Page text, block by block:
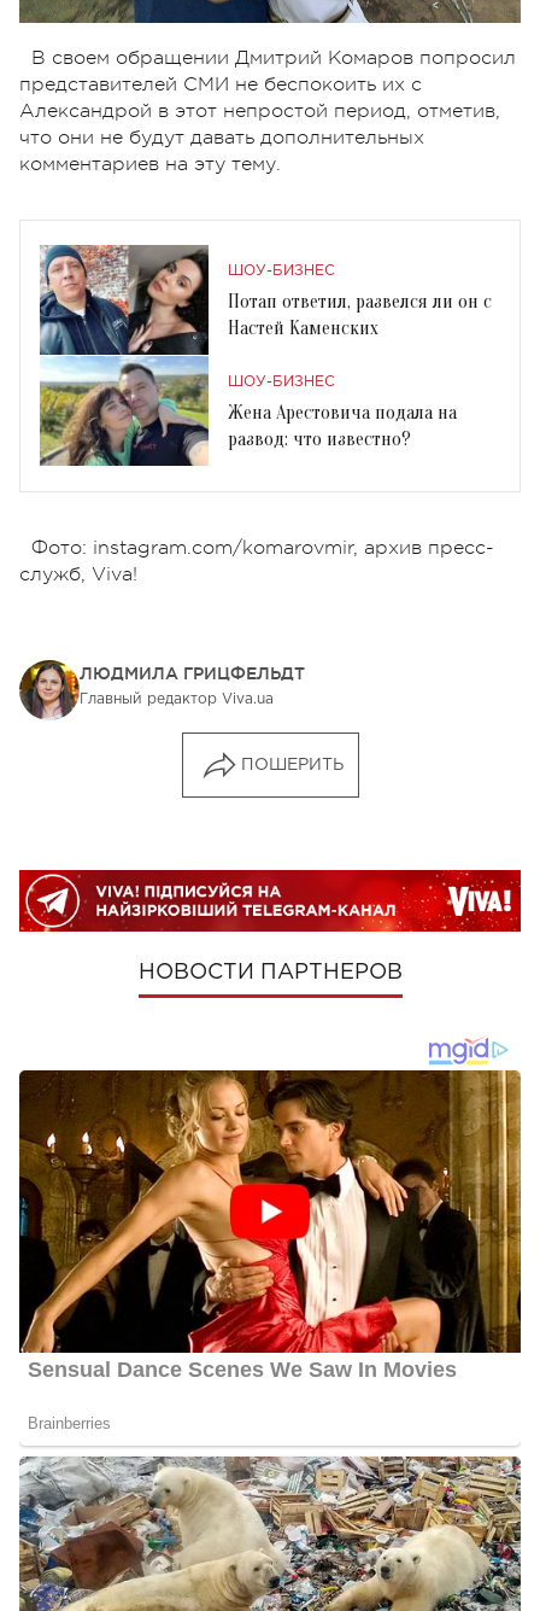
В своем обращении Дмитрий Комаров попросил
представителей СМИ не беспокоить их с
Александрой в этот непростой период, отметив,
что они не будут давать дополнительных
комментариев на эту тему.
ШОУ-БИЗНЕС
Потап ответил, развелся ли он с
Настей Каменских
ШОУ-БИЗНЕС
Жена Арестовича подала на
развод: что известно?
Фото: instagram.com/komarovmir, архив пресс-
служб, Viva!
ЛЮДМИЛА ГРИЦФЕЛЬДТ
Главный редактор Viva.ua
ПОШЕРИТЬ
НОВОСТИ ПАРТНЕРОВ